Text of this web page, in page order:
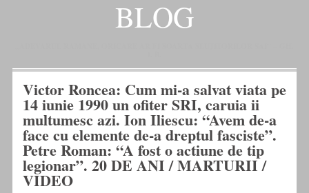
BLOG
Victor Roncea: Cum mi-a salvat viata pe
14 iunie 1990 un ofiter SRI, caruia ii
multumesc azi. Ion Iliescu: “Avem de-a
face cu elemente de-a dreptul fasciste”.
Petre Roman: “A fost o actiune de tip
legionar”. 20 DE ANI / MARTURII /
VIDEO